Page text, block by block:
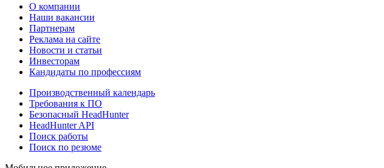
О компании
Наши вакансии
Партнерам
Реклама на сайте
Новости и статьи
Инвесторам
Кандидаты по профессиям
Производственный календарь
Требования к ПО
Безопасный HeadHunter
HeadHunter API
Поиск работы
Поиск по резюме